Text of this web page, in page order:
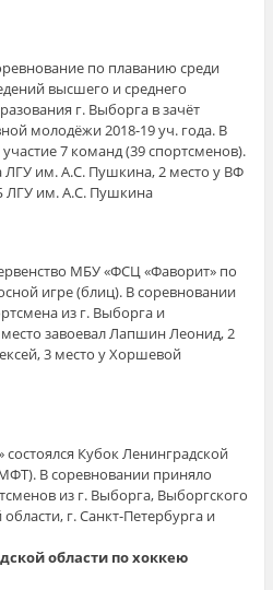
по плаванию среди
высшего и среднего
г. Выборга в зачёт
молодёжи 2018-19 уч. года. В
7 команд (39 спортсменов).
ЛГУ им. А.С. Пушкина, 2 место у ВФ
ЛГУ им. А.С. Пушкина
МБУ «ФСЦ «Фаворит» по
игре (блиц). В соревновании
из г. Выборга и
завоевал Лапшин Леонид, 2
3 место у Хоршевой
состоялся Кубок Ленинградской
В соревновании приняло
из г. Выборга, Выборгского
г. Санкт-Петербурга и
области по хоккею